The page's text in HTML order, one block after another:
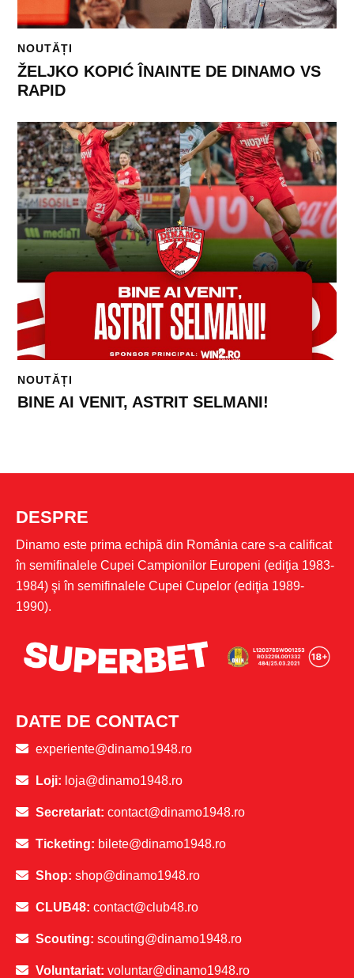
NOUTĂȚI
ŽELJKO KOPIĆ ÎNAINTE DE DINAMO VS
RAPID
NOUTĂȚI
BINE AI VENIT, ASTRIT SELMANI!
DESPRE
Dinamo este prima echipă din România care s-a calificat
în semifinalele Cupei Campionilor Europeni (ediţia 1983-
1984) şi în semifinalele Cupei Cupelor (ediţia 1989-
1990).
DATE DE CONTACT
experiente@dinamo1948.ro
Loji: loja@dinamo1948.ro
Secretariat: contact@dinamo1948.ro
Ticketing: bilete@dinamo1948.ro
Shop: shop@dinamo1948.ro
CLUB48: contact@club48.ro
Scouting: scouting@dinamo1948.ro
Voluntariat: voluntar@dinamo1948.ro